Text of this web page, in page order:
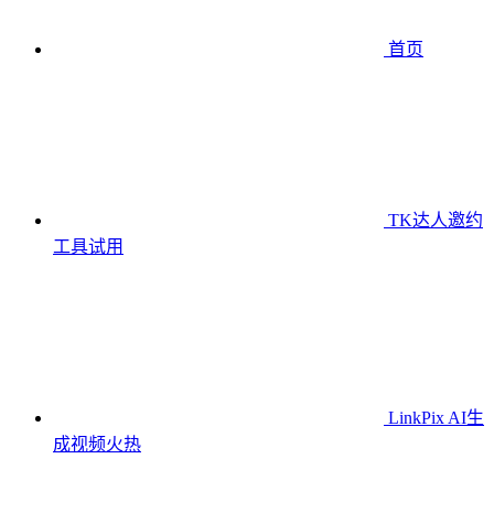
首页
TK达人邀约
工具试用
LinkPix AI生
成视频火热